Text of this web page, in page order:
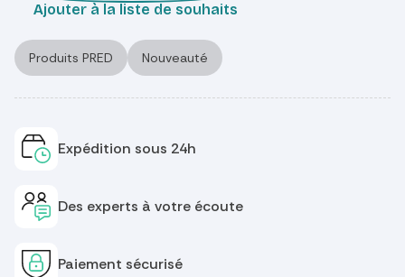
Ajouter à la liste de souhaits
Produits PRED Nouveauté
Expédition sous 24h
Des experts à votre écoute
Paiement sécurisé